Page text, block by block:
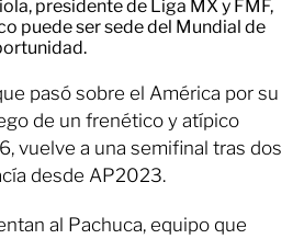
presidente de Liga MX y FMF,
puede ser sede del Mundial de
pasó sobre el América por su
de un frenético y atípico
vuelve a una semifinal tras dos
desde AP2023.
al Pachuca, equipo que